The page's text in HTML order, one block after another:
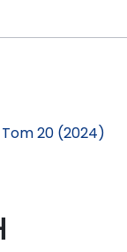
Tom 20 (2024)